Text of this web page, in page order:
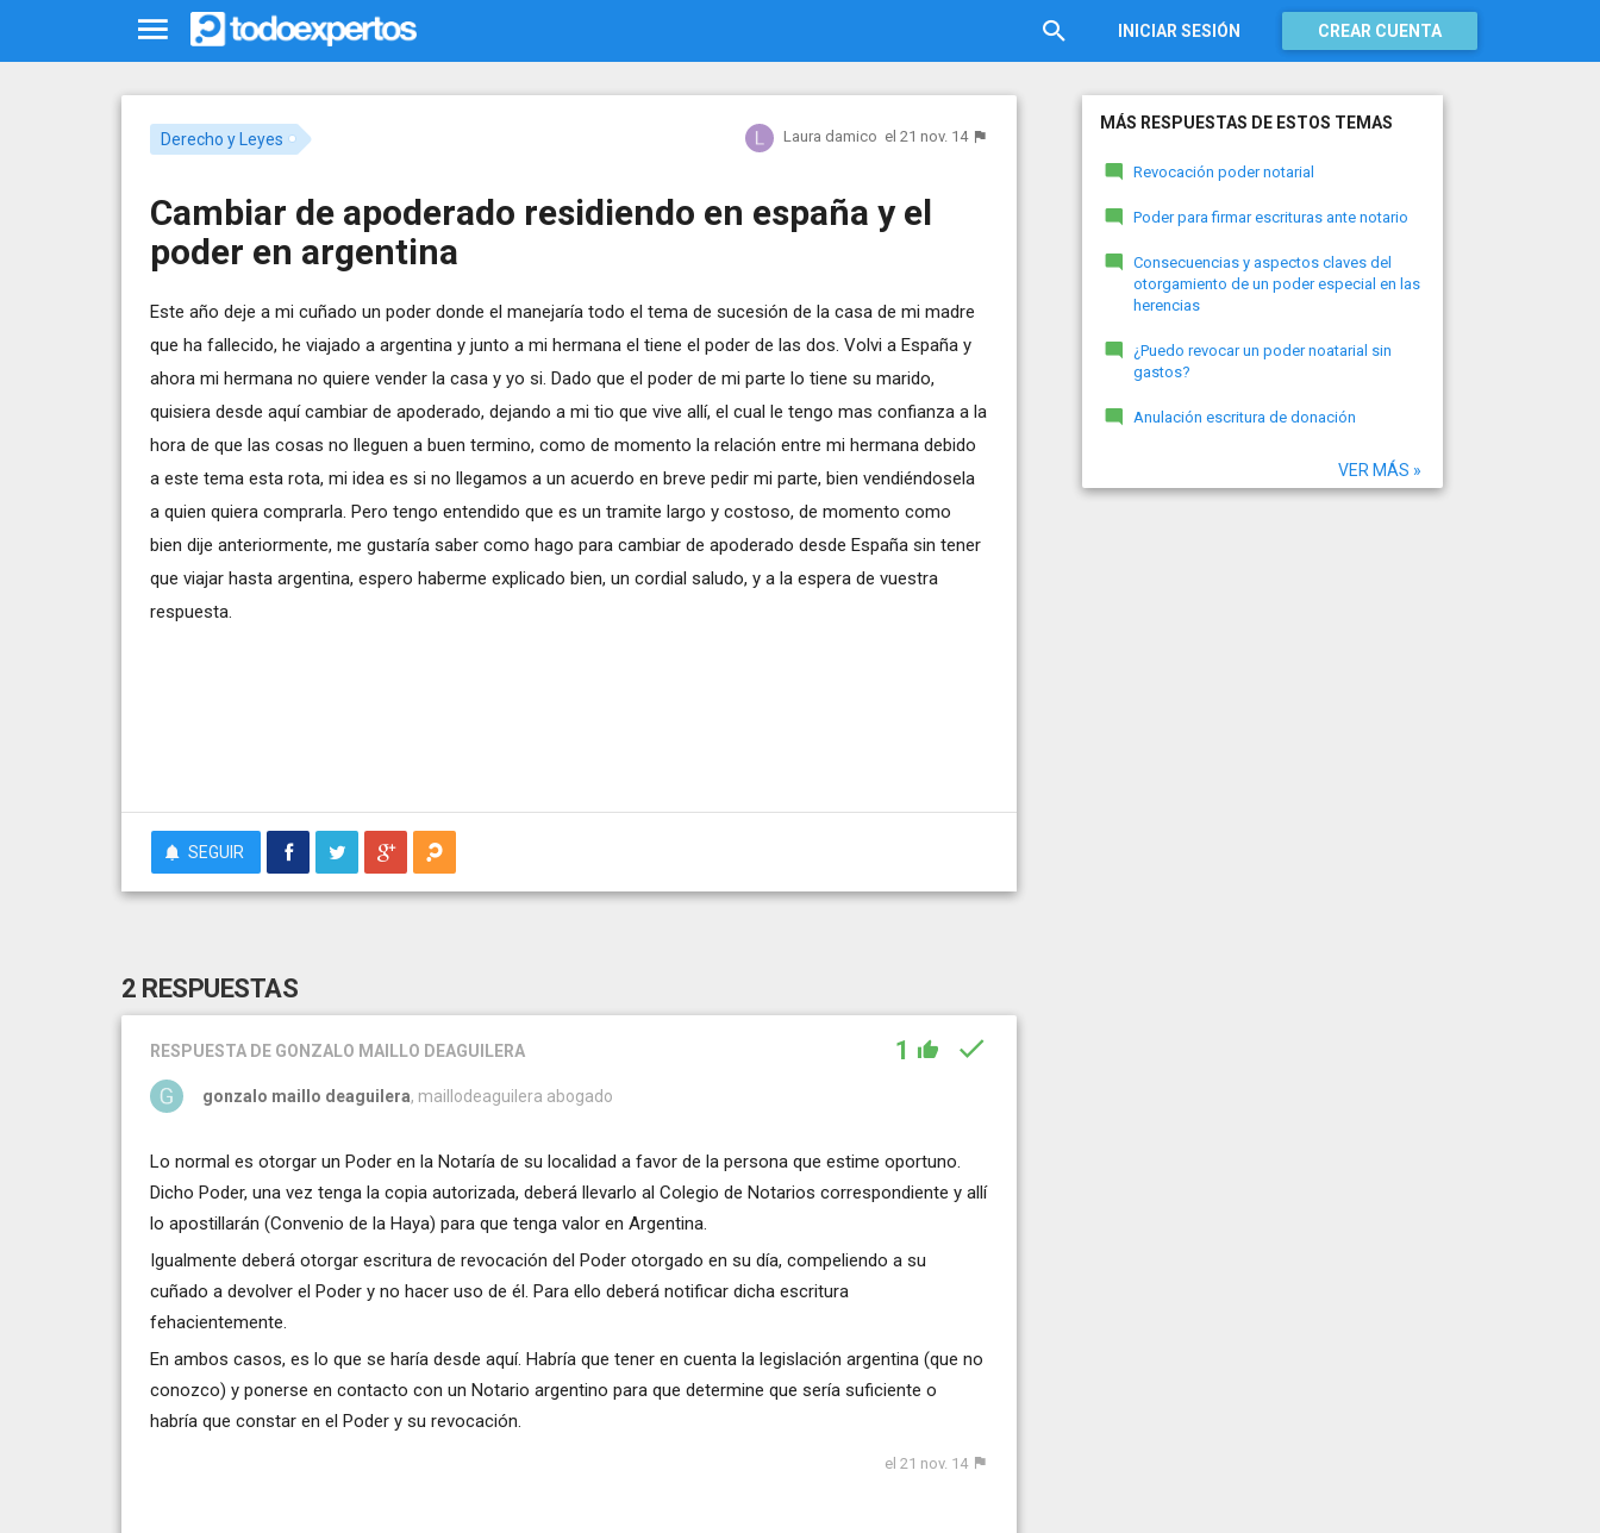
INICIAR SESIÓN CREAR CUENTA
Derecho y Leyes Laura damico el 21 nov. 14
Cambiar de apoderado residiendo en españa y el
poder en argentina
Este año deje a mi cuñado un poder donde el manejaría todo el tema de sucesión de la casa de mi madre
que ha fallecido, he viajado a argentina y junto a mi hermana el tiene el poder de las dos. Volvi a España y
ahora mi hermana no quiere vender la casa y yo si. Dado que el poder de mi parte lo tiene su marido,
quisiera desde aquí cambiar de apoderado, dejando a mi tio que vive allí, el cual le tengo mas confianza a la
hora de que las cosas no lleguen a buen termino, como de momento la relación entre mi hermana debido
a este tema esta rota, mi idea es si no llegamos a un acuerdo en breve pedir mi parte, bien vendiéndosela
a quien quiera comprarla. Pero tengo entendido que es un tramite largo y costoso, de momento como
bien dije anteriormente, me gustaría saber como hago para cambiar de apoderado desde España sin tener
que viajar hasta argentina, espero haberme explicado bien, un cordial saludo, y a la espera de vuestra
respuesta.
SEGUIR
2 RESPUESTAS
RESPUESTA DE GONZALO MAILLO DEAGUILERA 1
gonzalo maillo deaguilera, maillodeaguilera abogado
Lo normal es otorgar un Poder en la Notaría de su localidad a favor de la persona que estime oportuno.
Dicho Poder, una vez tenga la copia autorizada, deberá llevarlo al Colegio de Notarios correspondiente y allí
lo apostillarán (Convenio de la Haya) para que tenga valor en Argentina.
Igualmente deberá otorgar escritura de revocación del Poder otorgado en su día, compeliendo a su
cuñado a devolver el Poder y no hacer uso de él. Para ello deberá notificar dicha escritura
fehacientemente.
En ambos casos, es lo que se haría desde aquí. Habría que tener en cuenta la legislación argentina (que no
conozco) y ponerse en contacto con un Notario argentino para que determine que sería suficiente o
habría que constar en el Poder y su revocación.
el 21 nov. 14
MÁS RESPUESTAS DE ESTOS TEMAS
Revocación poder notarial
Poder para firmar escrituras ante notario
Consecuencias y aspectos claves del
otorgamiento de un poder especial en las
herencias
¿Puedo revocar un poder noatarial sin
gastos?
Anulación escritura de donación
VER MÁS »